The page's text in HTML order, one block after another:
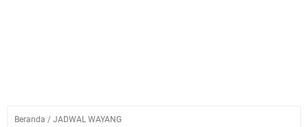
Beranda / JADWAL WAYANG